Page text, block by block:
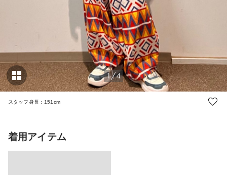
1/4
スタッフ身長：151cm
着用アイテム